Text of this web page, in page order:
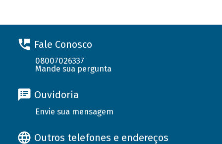
Fale Conosco
08007026337
Mande sua pergunta
Ouvidoria
Envie sua mensagem
Outros telefones e endereços